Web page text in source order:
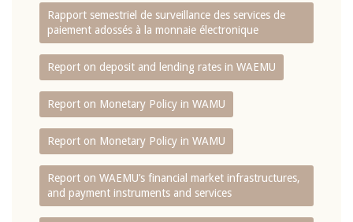
Rapport semestriel de surveillance des services de
paiement adossés à la monnaie électronique
Report on deposit and lending rates in WAEMU
Report on Monetary Policy in WAMU
Report on Monetary Policy in WAMU
Report on WAEMU’s financial market infrastructures,
and payment instruments and services